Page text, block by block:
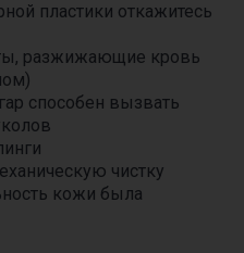
пластики откажитесь
разжижающие кровь
способен вызвать
чистку
кожи была